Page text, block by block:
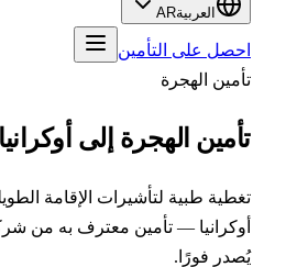
العربيةAR
على التأمين
الهجرة
الهجرة إلى أوكرانيا
— تأمين معترف به من شركة
فورًا.